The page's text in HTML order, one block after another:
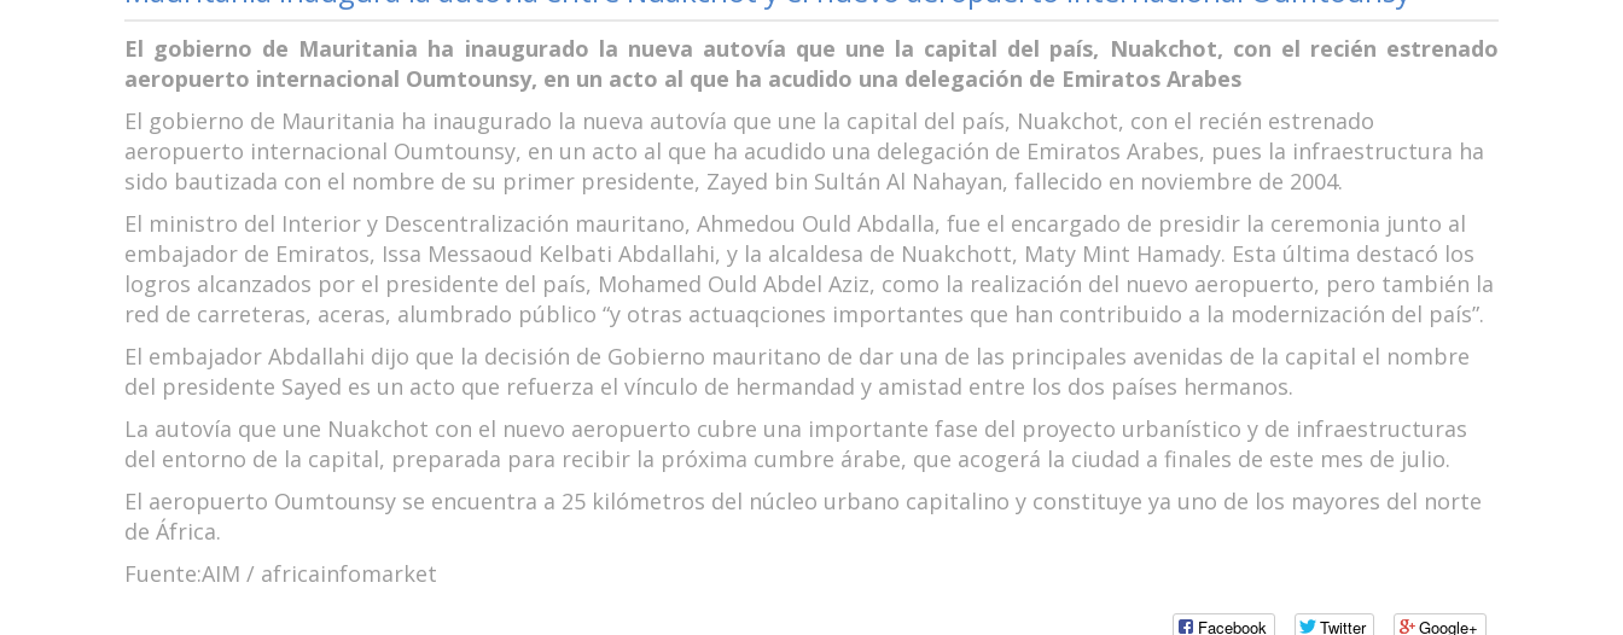
El gobierno de Mauritania ha inaugurado la nueva autovía que une la capital del país, Nuakchot, con el recién estrenado
aeropuerto internacional Oumtounsy, en un acto al que ha acudido una delegación de Emiratos Arabes
El gobierno de Mauritania ha inaugurado la nueva autovía que une la capital del país, Nuakchot, con el recién estrenado
aeropuerto internacional Oumtounsy, en un acto al que ha acudido una delegación de Emiratos Arabes, pues la infraestructura ha
sido bautizada con el nombre de su primer presidente, Zayed bin Sultán Al Nahayan, fallecido en noviembre de 2004.
El ministro del Interior y Descentralización mauritano, Ahmedou Ould Abdalla, fue el encargado de presidir la ceremonia junto al
embajador de Emiratos, Issa Messaoud Kelbati Abdallahi, y la alcaldesa de Nuakchott, Maty Mint Hamady. Esta última destacó los
logros alcanzados por el presidente del país, Mohamed Ould Abdel Aziz, como la realización del nuevo aeropuerto, pero también la
red de carreteras, aceras, alumbrado público “y otras actuaqciones importantes que han contribuido a la modernización del país”.
El embajador Abdallahi dijo que la decisión de Gobierno mauritano de dar una de las principales avenidas de la capital el nombre
del presidente Sayed es un acto que refuerza el vínculo de hermandad y amistad entre los dos países hermanos.
La autovía que une Nuakchot con el nuevo aeropuerto cubre una importante fase del proyecto urbanístico y de infraestructuras
del entorno de la capital, preparada para recibir la próxima cumbre árabe, que acogerá la ciudad a finales de este mes de julio.
El aeropuerto Oumtounsy se encuentra a 25 kilómetros del núcleo urbano capitalino y constituye ya uno de los mayores del norte
de África.
Fuente:AIM / africainfomarket
Facebook Twitter Google+